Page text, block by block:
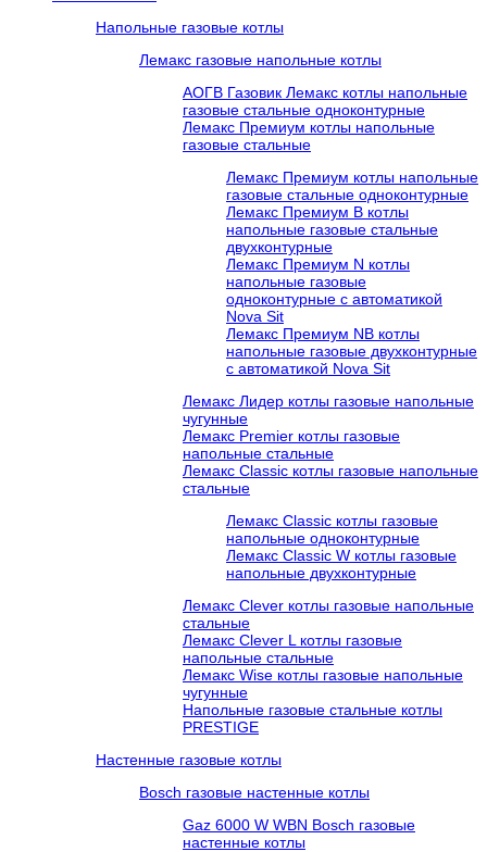
Напольные газовые котлы
Лемакс газовые напольные котлы
АОГВ Газовик Лемакс котлы напольные
газовые стальные одноконтурные
Лемакс Премиум котлы напольные
газовые стальные
Лемакс Премиум котлы напольные
газовые стальные одноконтурные
Лемакс Премиум B котлы
напольные газовые стальные
двухконтурные
Лемакс Премиум N котлы
напольные газовые
одноконтурные c автоматикой
Nova Sit
Лемакс Премиум NB котлы
напольные газовые двухконтурные
c автоматикой Nova Sit
Лемакс Лидер котлы газовые напольные
чугунные
Лемакс Premier котлы газовые
напольные стальные
Лемакс Classic котлы газовые напольные
стальные
Лемакс Classic котлы газовые
напольные одноконтурные
Лемакс Classic W котлы газовые
напольные двухконтурные
Лемакс Clever котлы газовые напольные
стальные
Лемакс Clever L котлы газовые
напольные стальные
Лемакс Wise котлы газовые напольные
чугунные
Напольные газовые стальные котлы
PRESTIGE
Настенные газовые котлы
Bosch газовые настенные котлы
Gaz 6000 W WBN Bosch газовые
настенные котлы